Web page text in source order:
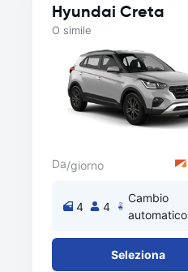
Hyundai Creta
O simile
Da/giorno
4 4
Cambio
automatico
Seleziona